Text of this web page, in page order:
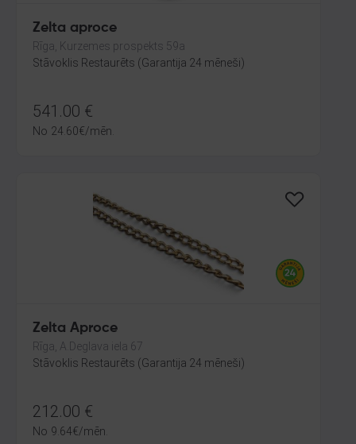
Zelta aproce
Rīga, Kurzemes prospekts 59a
Stāvoklis Restaurēts (Garantija 24 mēneši)
541.00 €
No 24.60€/mēn.
Zelta Aproce
Rīga, A.Deglava iela 67
Stāvoklis Restaurēts (Garantija 24 mēneši)
212.00 €
No 9.64€/mēn.